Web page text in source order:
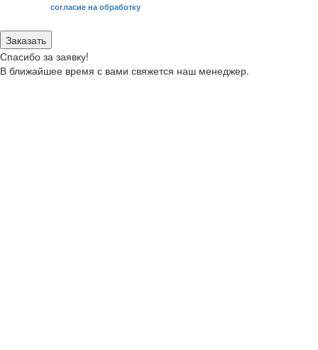
Я даю своесогласие на обработку
Заказать
Спасибо за заявку!
В ближайшее время с вами свяжется наш менеджер.